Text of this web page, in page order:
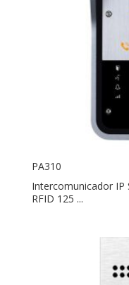
PA310
Intercomunicador IP
RFID 125 ...